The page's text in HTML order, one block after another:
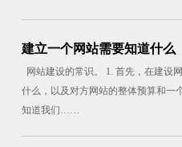
建立一个网站需要知道什么
网站建设的常识。 1. 首先，在建设
什么，以及对方网站的整体预算和一
知道我们……